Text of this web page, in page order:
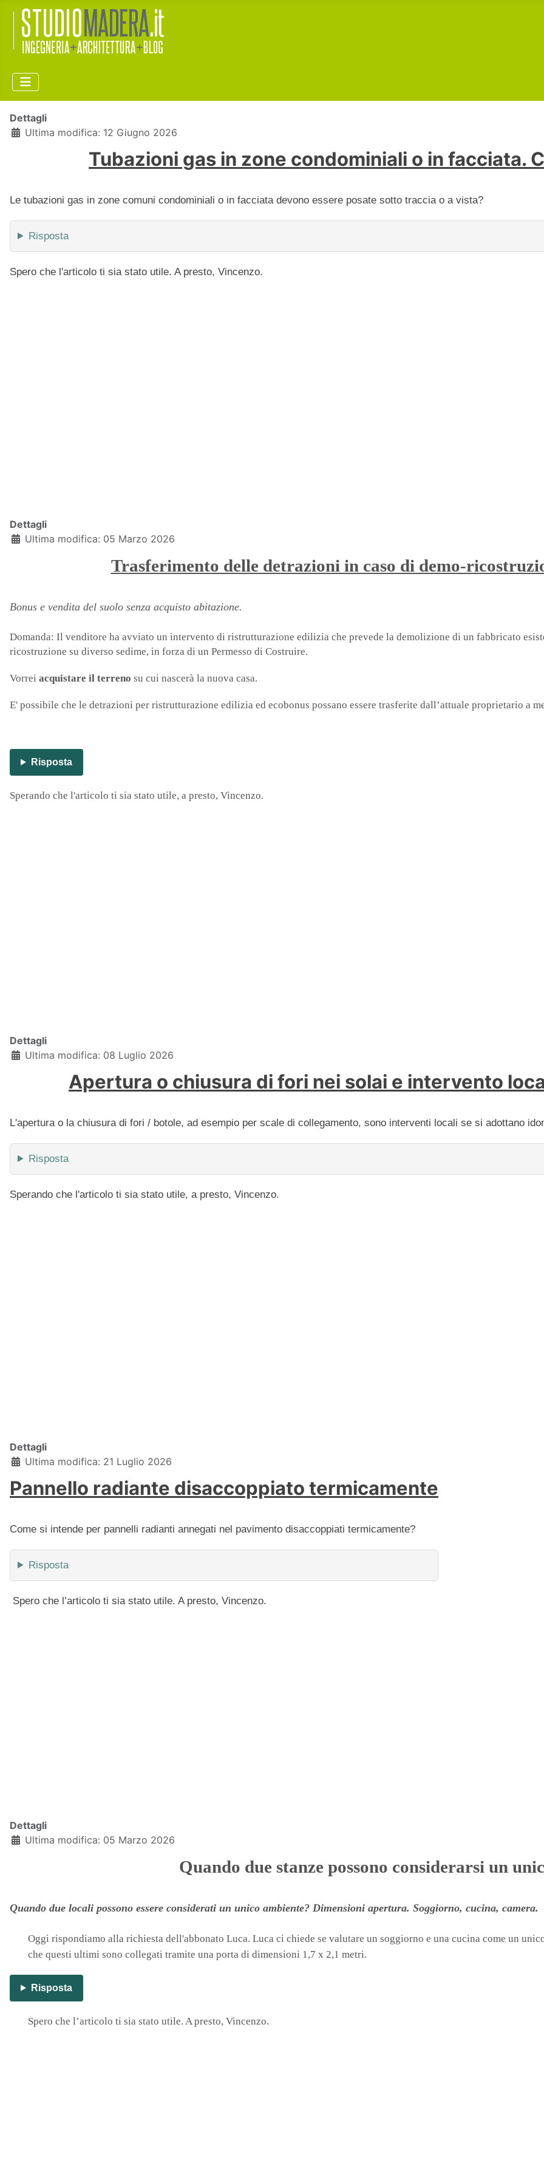
Dettagli
Ultima modifica: 12 Giugno 2026
Tubazioni gas in zone condominiali o in facciata.
Le tubazioni gas in zone comuni condominiali o in facciata devono essere posate sotto traccia o a vista?
Risposta
Spero che l'articolo ti sia stato utile. A presto, Vincenzo.
Dettagli
Ultima modifica: 05 Marzo 2026
Trasferimento delle detrazioni in caso di demo-
Bonus e vendita del suolo senza acquisto abitazione.
Domanda: Il venditore ha avviato un intervento di ristrutturazione edilizia che prevede la demolizione di un fabbricato
ricostruzione su diverso sedime, in forza di un Permesso di Costruire.
Vorrei acquistare il terreno su cui nascerà la nuova casa.
E' possibile che le detrazioni per ristrutturazione edilizia ed ecobonus possano essere trasferite dall’attuale proprietario a
Risposta
Sperando che l'articolo ti sia stato utile, a presto, Vincenzo.
Dettagli
Ultima modifica: 08 Luglio 2026
Apertura o chiusura di fori nei solai e intervento
L'apertura o la chiusura di fori / botole, ad esempio per scale di collegamento, sono interventi locali se si adottano
Risposta
Sperando che l'articolo ti sia stato utile, a presto, Vincenzo.
Dettagli
Ultima modifica: 21 Luglio 2026
Pannello radiante disaccoppiato termicamente
Come si intende per pannelli radianti annegati nel pavimento disaccoppiati termicamente?
Risposta
Spero che l’articolo ti sia stato utile. A presto, Vincenzo.
Dettagli
Ultima modifica: 05 Marzo 2026
Quando due stanze possono considerarsi un
Quando due locali possono essere considerati un unico ambiente? Dimensioni apertura. Soggiorno, cucina, camera.
Oggi rispondiamo alla richiesta dell'abbonato Luca. Luca ci chiede se valutare un soggiorno e una cucina come un
che questi ultimi sono collegati tramite una porta di dimensioni 1,7 x 2,1 metri.
Risposta
Spero che l’articolo ti sia stato utile. A presto, Vincenzo.